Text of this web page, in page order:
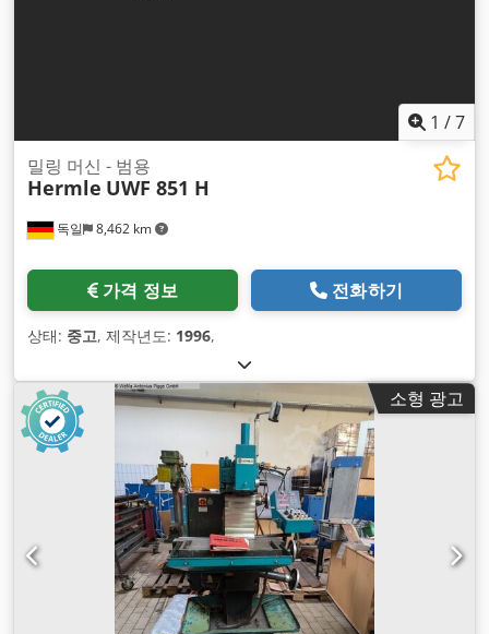
1 /7
독일 8,462 km
밀링 머신 - 범용
Hermle UWF 851 H
가격 정보 전화하기
상태: 중고, 제작년도: 1996,
소형 광고